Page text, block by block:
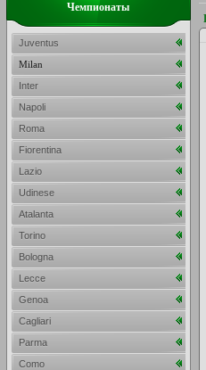
Чемпионаты
Juventus
Milan
Inter
Napoli
Roma
Fiorentina
Lazio
Udinese
Atalanta
Torino
Bologna
Lecce
Genoa
Cagliari
Parma
Como